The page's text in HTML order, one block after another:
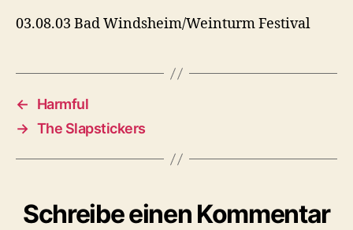
03.08.03 Bad Windsheim/Weinturm Festival
←
Harmful
→ The Slapstickers
Schreibe einen Kommentar